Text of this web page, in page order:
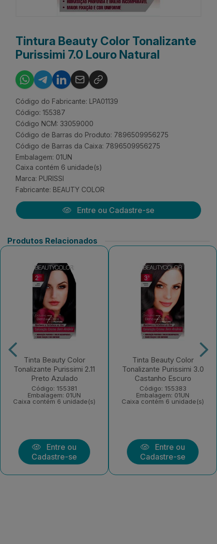
Tintura Beauty Color Tonalizante
Purissimi 7.0 Louro Natural
Código do Fabricante: LPA01139
Código: 155387
Código NCM: 33059000
Código de Barras do Produto: 7896509956275
Código de Barras da Caixa: 7896509956275
Embalagem: 01UN
Caixa contém 6 unidade(s)
Marca: PURISSI
Fabricante: BEAUTY COLOR
Entre ou Cadastre-se
Produtos Relacionados
Tinta Beauty Color
Tonalizante Purissimi 2.11
Preto Azulado
Código: 155381
Embalagem: 01UN
Caixa contém 6 unidade(s)
Entre ou
Cadastre-se
Tinta Beauty Color
Tonalizante Purissimi 3.0
Castanho Escuro
Código: 155383
Embalagem: 01UN
Caixa contém 6 unidade(s)
Entre ou
Cadastre-se